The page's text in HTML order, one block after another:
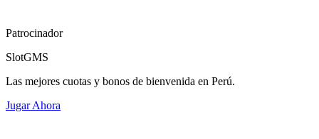
Patrocinador
SlotGMS
Las mejores cuotas y bonos de bienvenida en Perú.
Jugar Ahora